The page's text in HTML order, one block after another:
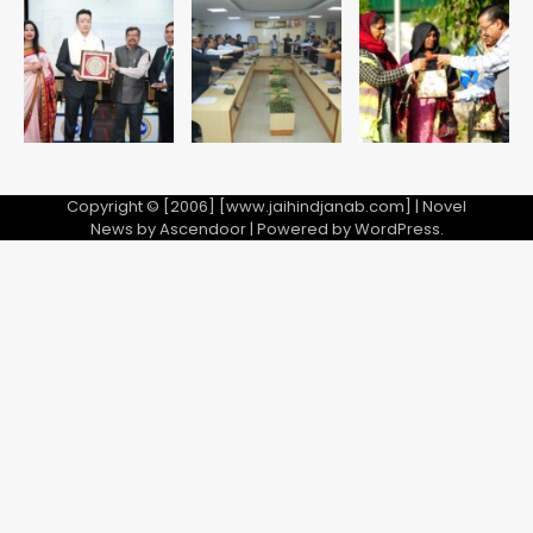
5
Team JHJ
Copyright © [2006] [www.jaihindjanab.com] | Novel
News byAscendoor| Powered byWordPress.